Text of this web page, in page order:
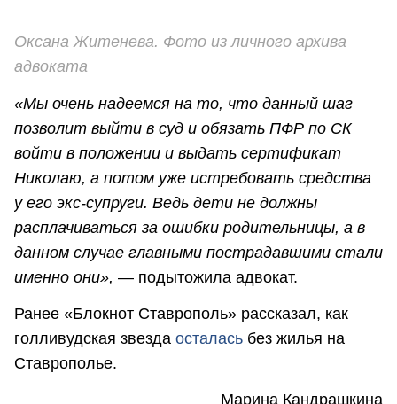
Оксана Житенева. Фото из личного архива
адвоката
«Мы очень надеемся на то, что данный шаг
позволит выйти в суд и обязать ПФР по СК
войти в положении и выдать сертификат
Николаю, а потом уже истребовать средства
у его экс-супруги. Ведь дети не должны
расплачиваться за ошибки родительницы, а в
данном случае главными пострадавшими стали
именно они», — подытожила адвокат.
Ранее «Блокнот Ставрополь» рассказал, как
голливудская звезда осталась без жилья на
Ставрополье.
Марина Кандрашкина